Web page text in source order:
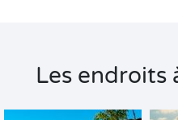
Les endroits